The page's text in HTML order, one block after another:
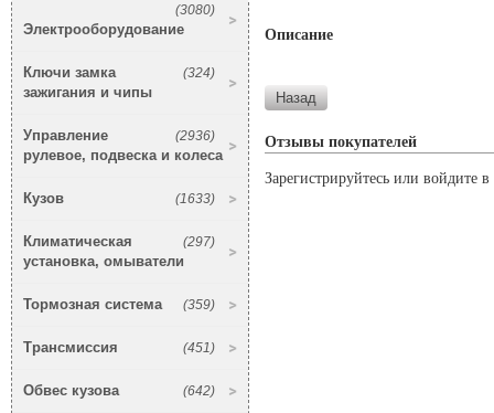
(3080)
Электрооборудование
(324)
Ключи замка
зажигания и чипы
(2936)
Управление
рулевое, подвеска и колеса
(1633)
Кузов
(297)
Климатическая
установка, омыватели
(359)
Тормозная система
(451)
Трансмиссия
(642)
Обвес кузова
Описание
Отзывы покупателей
Зарегистрируйтесь или войдите